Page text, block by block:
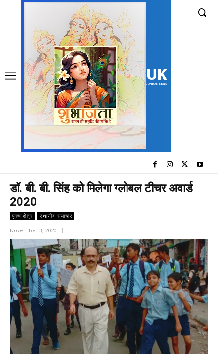
UK
LONDON NEWS
डॉ. बी. बी. सिंह को मिलेगा ग्लोबल टीचर अवार्ड
2020
पुरुष क्षेत्र स्थानीय समाचार
November 3, 2020